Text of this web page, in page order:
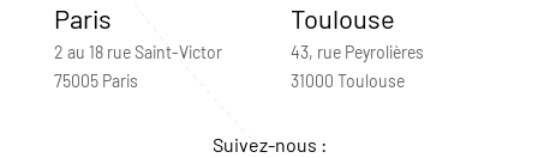
Paris
2 au 18 rue Saint-Victor
75005 Paris
Toulouse
43, rue Peyrolières
31000 Toulouse
Suivez-nous :